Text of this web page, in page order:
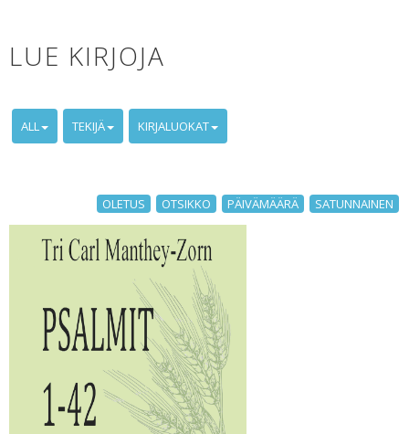
LUE KIRJOJA
ALL TEKIJÄ KIRJALUOKAT
OLETUS OTSIKKO PÄIVÄMÄÄRÄ SATUNNAINEN